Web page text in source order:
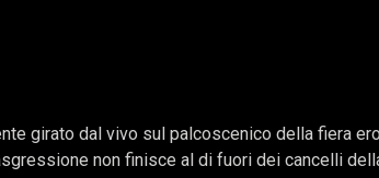
girato dal vivo sul palcoscenico della fiera
non finisce al di fuori dei cancelli